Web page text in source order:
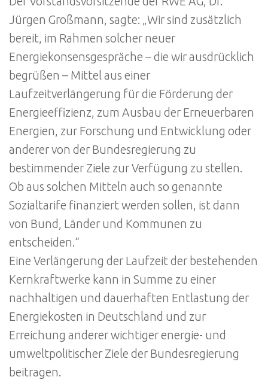
Jürgen Großmann, sagte: „Wir sind zusätzlich
bereit, im Rahmen solcher neuer
Energiekonsensgespräche – die wir ausdrücklich
begrüßen – Mittel aus einer
Laufzeitverlängerung für die Förderung der
Energieeffizienz, zum Ausbau der Erneuerbaren
Energien, zur Forschung und Entwicklung oder
anderer von der Bundesregierung zu
bestimmender Ziele zur Verfügung zu stellen.
Ob aus solchen Mitteln auch so genannte
Sozialtarife finanziert werden sollen, ist dann
von Bund, Länder und Kommunen zu
entscheiden.“
Eine Verlängerung der Laufzeit der bestehenden
Kernkraftwerke kann in Summe zu einer
nachhaltigen und dauerhaften Entlastung der
Energiekosten in Deutschland und zur
Erreichung anderer wichtiger energie- und
umweltpolitischer Ziele der Bundesregierung
beitragen.